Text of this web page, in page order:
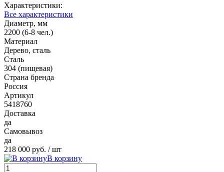
Характеристики:
Все характеристики
Диаметр, мм
2200 (6-8 чел.)
Материал
Дерево, сталь
Сталь
304 (пищевая)
Страна бренда
Россия
Артикул
5418760
Доставка
да
Самовывоз
да
218 000 руб. / шт
В корзину